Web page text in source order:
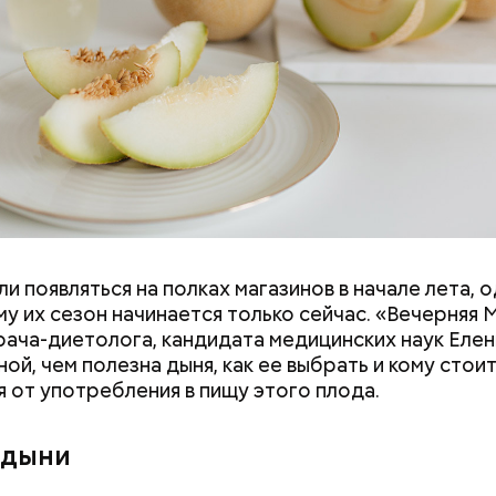
какие
в России
появляться на полках магазинов в начале лета,
их сезон начинается только сейчас. «Вечерняя
диетолога, кандидата медицинских наук
чем полезна дыня, как ее выбрать и кому стоит
от употребления в пищу этого плода.